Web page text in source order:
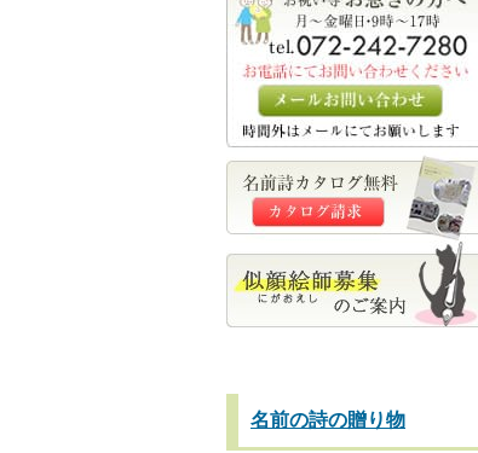
名前の詩の贈り物